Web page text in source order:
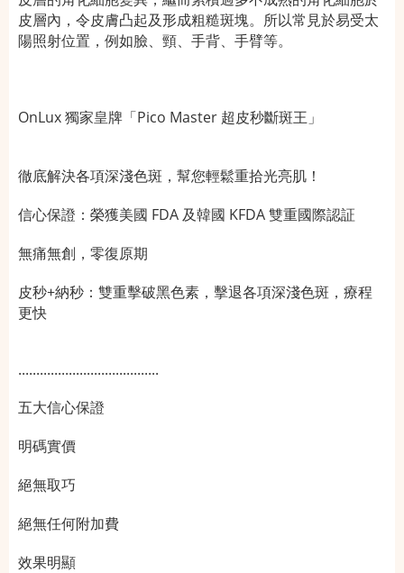
皮層內，令皮膚凸起及形成粗糙斑塊。所以常見於易受太
陽照射位置，例如臉、頸、手背、手臂等。
OnLux 獨家皇牌 「Pico Master 超皮秒斷斑王」
徹底解決各項深淺色斑 ，幫您輕鬆重拾光亮肌！
信心保證：榮獲美國 FDA 及韓國 KFDA 雙重國際認証
無痛無創，零復原期
皮秒+納秒：雙重擊破黑色素，擊退各項深淺色斑，療程
更快
.......................................
五大信心保證
明碼實價
絕無取巧
絕無任何附加費
效果明顯